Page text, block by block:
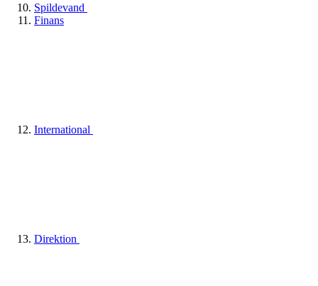
Spildevand
Finans
International
Direktion